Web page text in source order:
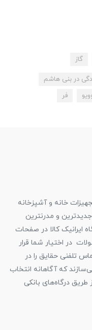
گاز
در بنی هاشم
فر
خانه و آشپزخانه
و مدرنترین
ایرانیک کالا در صفحات
در اختیار شما قرار
تلفنی حقایق را در
که آگاهانه انتخاب
درگاه‌های بانکی